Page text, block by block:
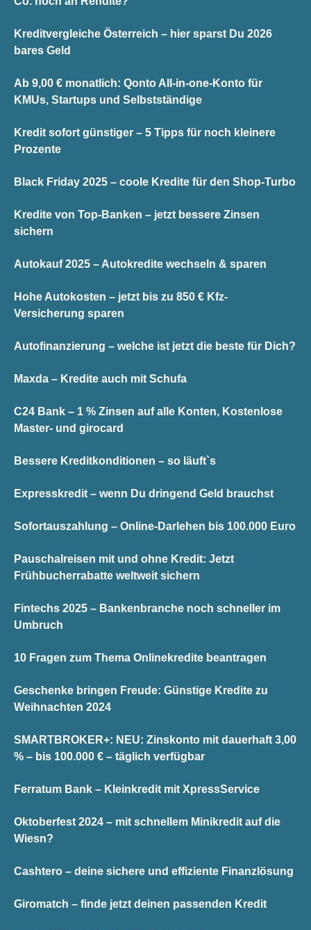
Kreditvergleiche Österreich – hier sparst Du 2026
bares Geld
Ab 9,00 € monatlich: Qonto All-in-one-Konto für
KMUs, Startups und Selbstständige
Kredit sofort günstiger – 5 Tipps für noch kleinere
Prozente
Black Friday 2025 – coole Kredite für den Shop-Turbo
Kredite von Top-Banken – jetzt bessere Zinsen
sichern
Autokauf 2025 – Autokredite wechseln & sparen
Hohe Autokosten – jetzt bis zu 850 € Kfz-
Versicherung sparen
Autofinanzierung – welche ist jetzt die beste für Dich?
Maxda – Kredite auch mit Schufa
C24 Bank – 1 % Zinsen auf alle Konten, Kostenlose
Master- und girocard
Bessere Kreditkonditionen – so läuft`s
Expresskredit – wenn Du dringend Geld brauchst
Sofortauszahlung – Online-Darlehen bis 100.000 Euro
Pauschalreisen mit und ohne Kredit: Jetzt
Frühbucherrabatte weltweit sichern
Fintechs 2025 – Bankenbranche noch schneller im
Umbruch
10 Fragen zum Thema Onlinekredite beantragen
Geschenke bringen Freude: Günstige Kredite zu
Weihnachten 2024
SMARTBROKER+: NEU: Zinskonto mit dauerhaft 3,00
% – bis 100.000 € – täglich verfügbar
Ferratum Bank – Kleinkredit mit XpressService
Oktoberfest 2024 – mit schnellem Minikredit auf die
Wiesn?
Cashtero – deine sichere und effiziente Finanzlösung
Giromatch – finde jetzt deinen passenden Kredit